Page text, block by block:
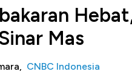
Mas
CNBC Indonesia